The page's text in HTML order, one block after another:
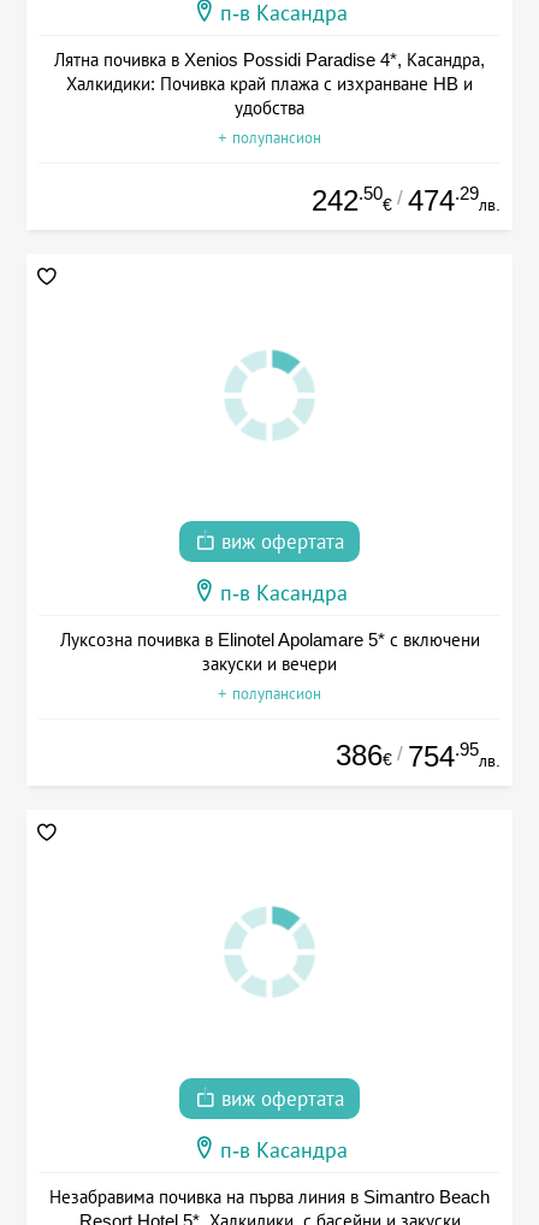
п-в Касандра
Лятна почивка в Xenios Possidi Paradise 4*, Касандра,
Халкидики: Почивка край плажа с изхранване HB и
удобства
+ полупансион
242.50
€ / 474.29
лв.
виж офертата
п-в Касандра
Луксозна почивка в Elinotel Apolamare 5* с включени
закуски и вечери
+ полупансион
386€ / 754.95
лв.
виж офертата
п-в Касандра
Незабравима почивка на първа линия в Simantro Beach
Resort Hotel 5*, Халкидики, с басейни и закуски